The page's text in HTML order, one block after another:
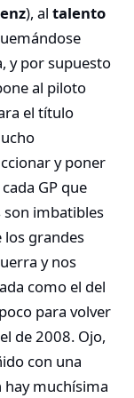
), al talento
y por supuesto
al piloto
el título
y poner
GP que
son imbatibles
los grandes
y nos
como el del
para volver
de 2008. Ojo,
con una
hay muchísima